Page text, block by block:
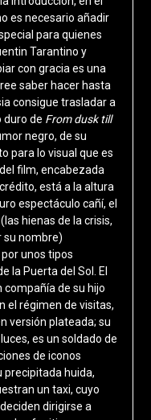
es necesario añadir
para quienes
Tarantino y
con gracia es una
saber hacer hasta
consigue trasladar a
duro de From dusk till
negro, de su
para lo visual que es
film, encabezada
está a la altura
espectáculo cañí, el
(las hienas de la crisis,
su nombre)
unos tipos
la Puerta del Sol. El
compañía de su hijo
el régimen de visitas,
versión plateada; su
es un soldado de
de iconos
precipitada huida,
un taxi, cuyo
dirigirse a